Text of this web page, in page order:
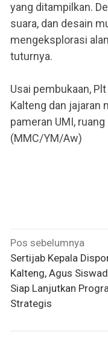
yang ditampilkan.
suara, dan desain
mengeksplorasi
tuturnya.
Usai pembukaan,
Kalteng dan jajaran
pameran UMI,
(MMC/YM/Aw)
Navigasi
pos
Pos sebelumnya
Sertijab Kepala
Kalteng, Agus
Siap Lanjutkan
Strategis